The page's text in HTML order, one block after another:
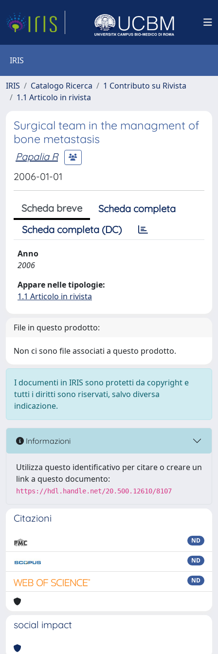
IRIS
IRIS Catalogo Ricerca
1 Contributo su Rivista
1.1 Articolo in rivista
Surgical team in the managment of
bone metastasis
Papalia R
2006-01-01
Scheda breve
Scheda completa
Scheda completa (DC)
Anno
2006
Appare nelle tipologie:
1.1 Articolo in rivista
File in questo prodotto:
Non ci sono file associati a questo prodotto.
I documenti in IRIS sono protetti da copyright e
tutti i diritti sono riservati, salvo diversa
indicazione.
Informazioni
Utilizza questo identificativo per citare o creare un
link a questo documento:
https://hdl.handle.net/20.500.12610/8107
Citazioni
ND
ND
ND
social impact